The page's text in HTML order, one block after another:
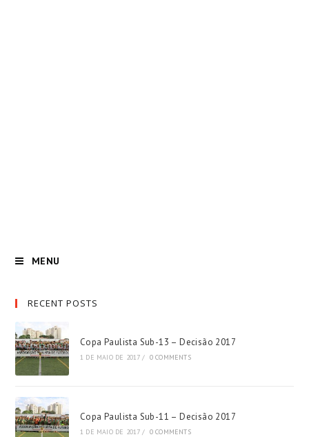
MENU
RECENT POSTS
Copa Paulista Sub-13 – Decisão 2017
1 DE MAIO DE 2017 / 0 COMMENTS
Copa Paulista Sub-11 – Decisão 2017
1 DE MAIO DE 2017 / 0 COMMENTS